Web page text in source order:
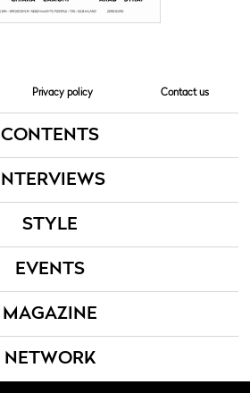
Privacy policy Contact us
CONTENTS
INTERVIEWS
STYLE
EVENTS
MAGAZINE
NETWORK